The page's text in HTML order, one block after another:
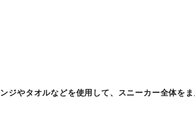
ジやタオルなどを使用して、スニーカー全体を